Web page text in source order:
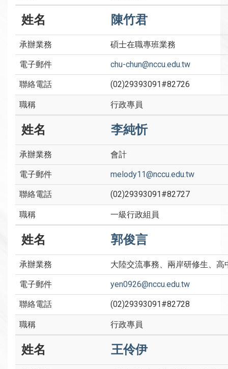
陳竹君
碩士在職專班業務
chu-chun@nccu.edu.tw
(02)29393091#82726
行政專員
李純忻
會計
melody11@nccu.edu.tw
(02)29393091#82727
一級行政組員
郭俊言
大陸交流事務、兩岸研修生、高
yen0926@nccu.edu.tw
(02)29393091#82728
行政專員
王伶伊